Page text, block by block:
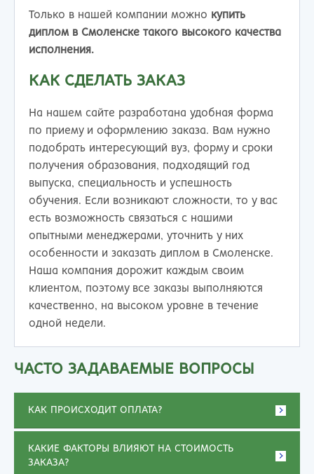
Только в нашей компании можно купить
диплом в Смоленске такого высокого качества
исполнения.
КАК СДЕЛАТЬ ЗАКАЗ
На нашем сайте разработана удобная форма
по приему и оформлению заказа. Вам нужно
подобрать интересующий вуз, форму и сроки
получения образования, подходящий год
выпуска, специальность и успешность
обучения. Если возникают сложности, то у вас
есть возможность связаться с нашими
опытными менеджерами, уточнить у них
особенности и заказать диплом в Смоленске.
Наша компания дорожит каждым своим
клиентом, поэтому все заказы выполняются
качественно, на высоком уровне в течение
одной недели.
ЧАСТО ЗАДАВАЕМЫЕ ВОПРОСЫ
КАК ПРОИСХОДИТ ОПЛАТА?
КАКИЕ ФАКТОРЫ ВЛИЯЮТ НА СТОИМОСТЬ
ЗАКАЗА?